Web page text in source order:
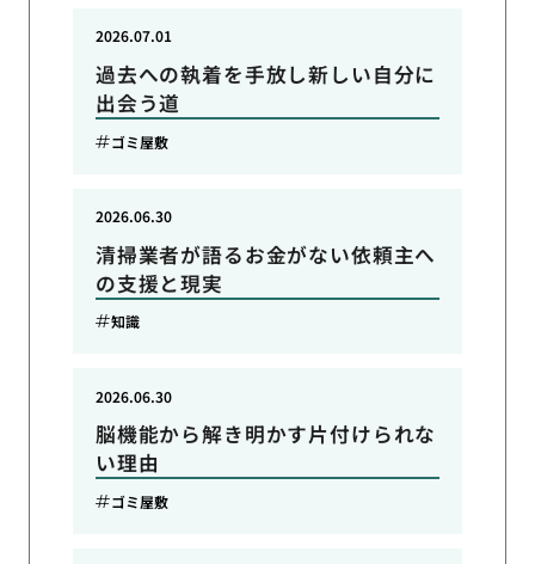
過去への執着を手放し新しい自分に
出会う道
2026.07.01
ゴミ屋敷
清掃業者が語るお金がない依頼主へ
の支援と現実
2026.06.30
知識
脳機能から解き明かす片付けられな
い理由
2026.06.30
ゴミ屋敷